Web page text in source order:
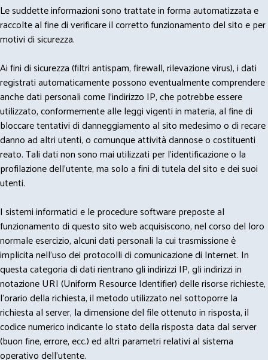
Le suddette informazioni sono trattate in forma automatizzata e
raccolte al fine di verificare il corretto funzionamento del sito e per
motivi di sicurezza.
Ai fini di sicurezza (filtri antispam, firewall, rilevazione virus), i dati
registrati automaticamente possono eventualmente comprendere
anche dati personali come l'indirizzo IP, che potrebbe essere
utilizzato, conformemente alle leggi vigenti in materia, al fine di
bloccare tentativi di danneggiamento al sito medesimo o di recare
danno ad altri utenti, o comunque attività dannose o costituenti
reato. Tali dati non sono mai utilizzati per l'identificazione o la
profilazione dell'utente, ma solo a fini di tutela del sito e dei suoi
utenti.
I sistemi informatici e le procedure software preposte al
funzionamento di questo sito web acquisiscono, nel corso del loro
normale esercizio, alcuni dati personali la cui trasmissione è
implicita nell'uso dei protocolli di comunicazione di Internet. In
questa categoria di dati rientrano gli indirizzi IP, gli indirizzi in
notazione URI (Uniform Resource Identifier) delle risorse richieste,
l'orario della richiesta, il metodo utilizzato nel sottoporre la
richiesta al server, la dimensione del file ottenuto in risposta, il
codice numerico indicante lo stato della risposta data dal server
(buon fine, errore, ecc.) ed altri parametri relativi al sistema
operativo dell'utente.